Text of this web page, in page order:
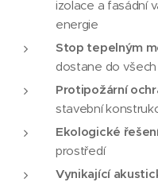
izolace a fasádní
energie
Stop tepelným
dostane do všech
Protipožární
stavební
Ekologické
prostředí
Vynikající